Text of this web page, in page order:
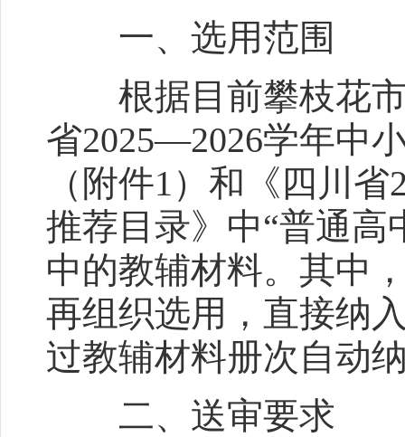
一、选用范围
根据目前攀枝花市
省2025—2026学年中
（附件1）和《四川
推荐目录》中“普通高
中的教辅材料。其中
再组织选用，直接纳
过教辅材料册次自动
二、送审要求